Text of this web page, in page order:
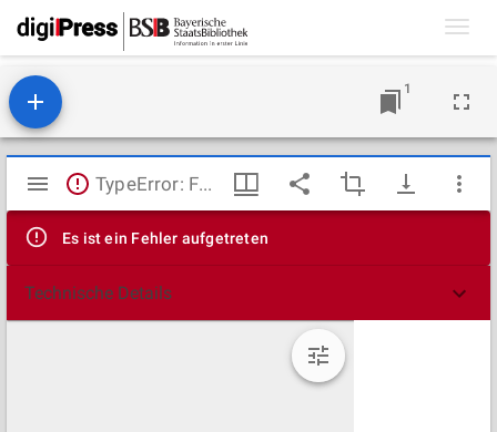
1
Mirador
Viewer
TypeError: Failed to fetch
Es ist ein Fehler aufgetreten
Technische Details